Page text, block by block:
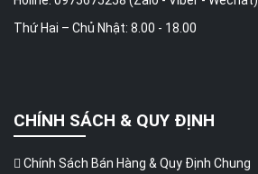
Thứ Hai – Chủ Nhật: 8.00 - 18.00
CHÍNH SÁCH & QUY ĐỊNH
Chính Sách Bán Hàng & Quy Định Chung